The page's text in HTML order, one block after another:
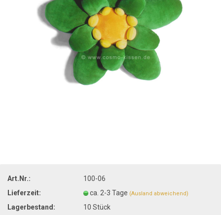
Art.Nr.:
100-06
Lieferzeit:
ca. 2-3 Tage (Ausland abweichend)
Lagerbestand: 10Stück